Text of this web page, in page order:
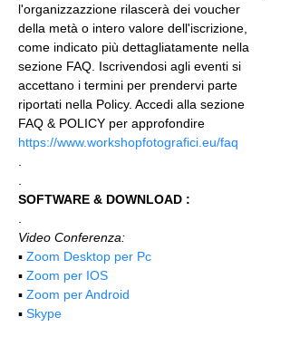
l'organizzazzione rilascerà dei voucher
della metà o intero valore dell'iscrizione,
come indicato più dettagliatamente nella
sezione FAQ. Iscrivendosi agli eventi si
accettano i termini per prendervi parte
riportati nella Policy. Accedi alla sezione
FAQ & POLICY per approfondire
https://www.workshopfotografici.eu/faq
SOFTWARE & DOWNLOAD :
Video Conferenza:
▪️ Zoom Desktop per Pc
▪️ Zoom per IOS
▪️ Zoom per Android
▪️ Skype